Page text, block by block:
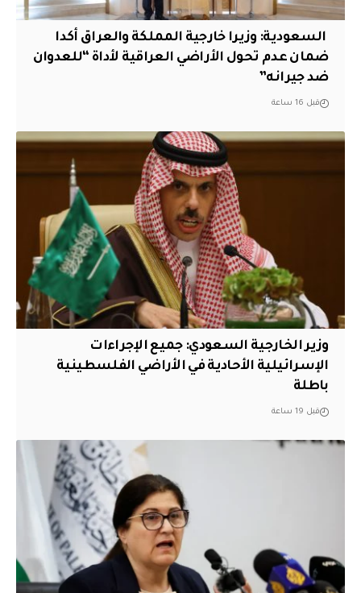
‏ السعودية: وزيرا خارجية المملكة والعراق أكدا
ضمان عدم تحول الأراضي العراقية لأداة “للعدوان
ضد جيرانه”
قبل 16 ساعة
وزير الخارجية السعودي: جميع الإجراءات
الإسرائيلية الأحادية في الأراضي الفلسطينية
باطلة
قبل 19 ساعة